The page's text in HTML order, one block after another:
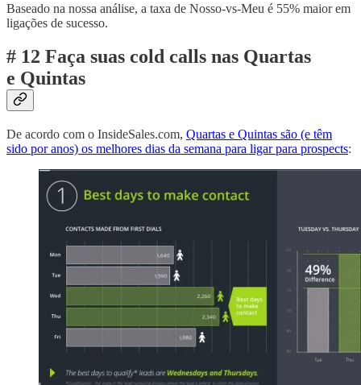
Baseado na nossa análise, a taxa de Nosso-vs-Meu é 55% maior em
ligações de sucesso.
# 12 Faça suas cold calls nas Quartas
e Quintas
De acordo com o InsideSales.com, Quartas e Quintas são (e têm
sido por anos) os melhores dias da semana para ligar para prospects: